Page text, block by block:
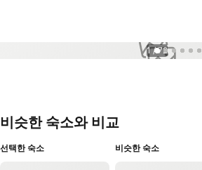
1 / 72
비슷한 숙소와 비교
선택한 숙소 비슷한 숙소